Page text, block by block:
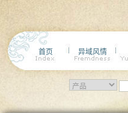
首页 异域风情